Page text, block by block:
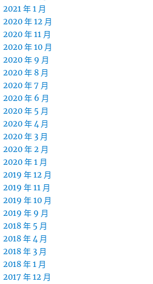
2021 年 1 月
2020 年 12 月
2020 年 11 月
2020 年 10 月
2020 年 9 月
2020 年 8 月
2020 年 7 月
2020 年 6 月
2020 年 5 月
2020 年 4 月
2020 年 3 月
2020 年 2 月
2020 年 1 月
2019 年 12 月
2019 年 11 月
2019 年 10 月
2019 年 9 月
2018 年 5 月
2018 年 4 月
2018 年 3 月
2018 年 1 月
2017 年 12 月